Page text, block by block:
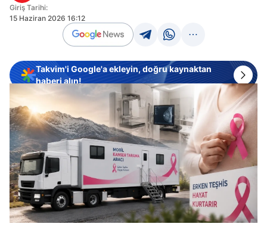
Giriş Tarihi:
15 Haziran 2026 16:12
Takvim'i Google'a ekleyin, doğru kaynaktan
haberi alın!